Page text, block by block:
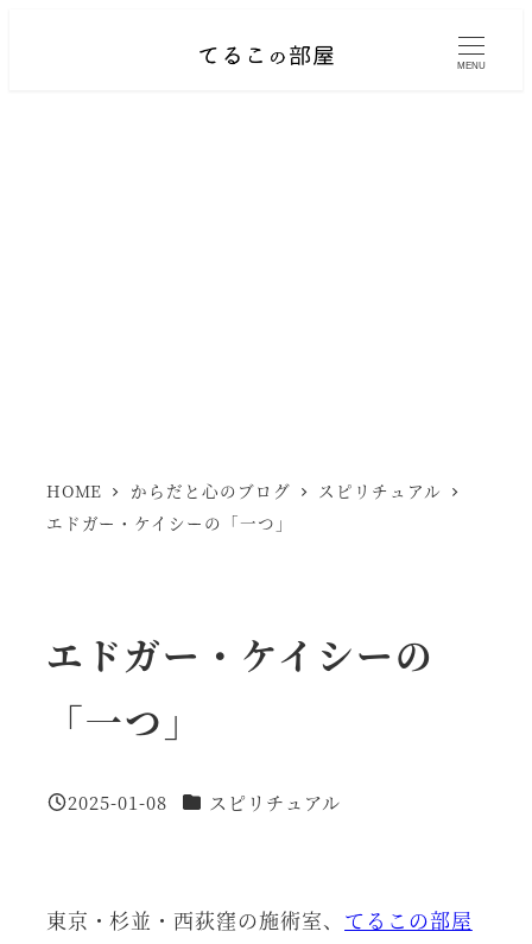
MENU
HOME からだと心のブログ
スピリチュアル
エドガー・ケイシーの「一つ」
エドガー・ケイシーの
「一つ」
投稿日
2025-01-08 カテゴリー
スピリチュアル
東京・杉並・西荻窪の施術室、 てるこの部屋